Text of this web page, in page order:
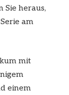
Sie heraus,
am
mit
einem